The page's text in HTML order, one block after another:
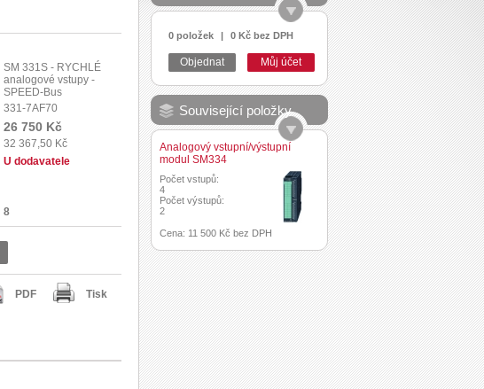
SM 331S - RYCHLÉ
analogové vstupy -
SPEED-Bus
331-7AF70
26 750 Kč
32 367,50 Kč
U dodavatele
8
Tisk
PDF
0 položek | 0 Kč bez DPH
Objednat Můj účet
Související položky
Analogový vstupní/výstupní
modul SM334
Počet vstupů:
4
Počet výstupů:
2
Cena: 11 500 Kč bez DPH